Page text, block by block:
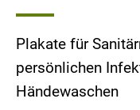
Plakate für
persönlichen
Händewaschen